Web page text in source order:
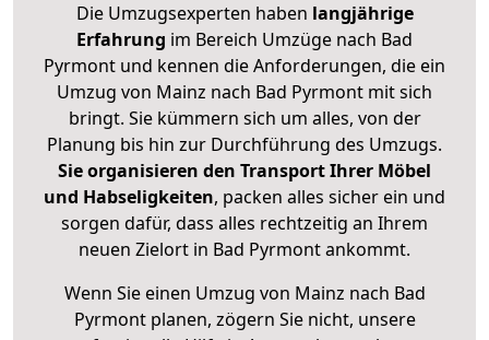
Die Umzugsexperten haben langjährige
Erfahrung im Bereich Umzüge nach Bad
Pyrmont und kennen die Anforderungen, die ein
Umzug von Mainz nach Bad Pyrmont mit sich
bringt. Sie kümmern sich um alles, von der
Planung bis hin zur Durchführung des Umzugs.
Sie organisieren den Transport Ihrer Möbel
und Habseligkeiten, packen alles sicher ein und
sorgen dafür, dass alles rechtzeitig an Ihrem
neuen Zielort in Bad Pyrmont ankommt.
Wenn Sie einen Umzug von Mainz nach Bad
Pyrmont planen, zögern Sie nicht, unsere